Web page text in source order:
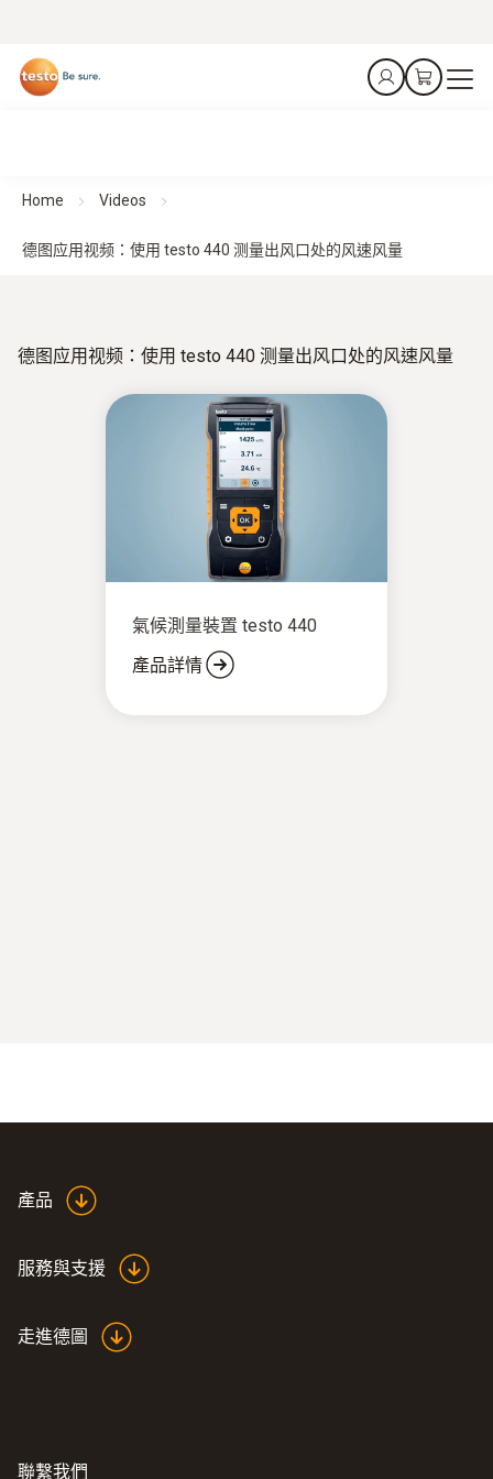
Home Videos
德图应用视频：使用 testo 440 测量出风口处的风速风量
德图应用视频：使用 testo 440 测量出风口处的风速风量
氣候測量裝置 testo 440
產品詳情
產品
服務與支援
走進德圖
聯繫我們